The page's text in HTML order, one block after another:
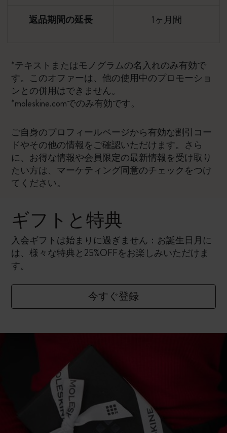
返品期間の延長 1ヶ月間
*テキストまたはモノグラムの名入れのみ有効で
す。このオファーは、他の使用中のプロモーショ
ンとの併用はできません。
*moleskine.comでのみ有効です。
ご自身のプロフィールページから有効な割引コー
ドやその他の情報をご確認いただけます。さら
に、お得な情報や会員限定の最新情報を受け取り
たい方は、マーケティング同意のチェックをつけ
てください。
ギフトと特典
入会ギフトは始まりに過ぎません：お誕生日月に
は、様々な特典と25%OFFをお楽しみいただけま
す。
今すぐ登録